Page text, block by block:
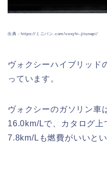
出典：https://ミニバン.com/voxyhi-jitunepi/
ヴォクシーハイブリッド
っています。
ヴォクシーのガソリン車
16.0km/Lで、カタログ上
7.8km/Lも燃費がいいと